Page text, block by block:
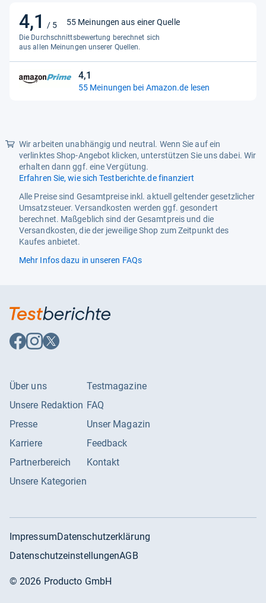
4,1 / 5
4,1
von
5
Sternen
55 Meinungen aus einer Quelle
Die Durchschnittsbewertung berechnet sich
aus allen Meinungen unserer Quellen.
4,1
4,1
von
55 Meinungen bei Amazon.de lesen
Wir arbeiten unabhängig und neutral. Wenn Sie auf ein
verlinktes Shop-Angebot klicken, unterstützen Sie uns dabei. Wir
erhalten dann ggf. eine Vergütung.
Erfahren Sie, wie sich Testberichte.de finanziert
Alle Preise sind Gesamtpreise inkl. aktuell geltender gesetzlicher
Umsatzsteuer. Versandkosten werden ggf. gesondert
berechnet. Maßgeblich sind der Gesamtpreis und die
Versandkosten, die der jeweilige Shop zum Zeitpunkt des
Kaufes anbietet.
Mehr Infos dazu in unseren FAQs
Auf
Facebook
Auf
Instagram
Auf
X
Über uns
Unsere Redaktion
Presse
Karriere
Partnerbereich
Unsere Kategorien
Testmagazine
FAQ
Unser Magazin
Feedback
Kontakt
ImpressumDatenschutzerklärung
DatenschutzeinstellungenAGB
©2026 Producto GmbH